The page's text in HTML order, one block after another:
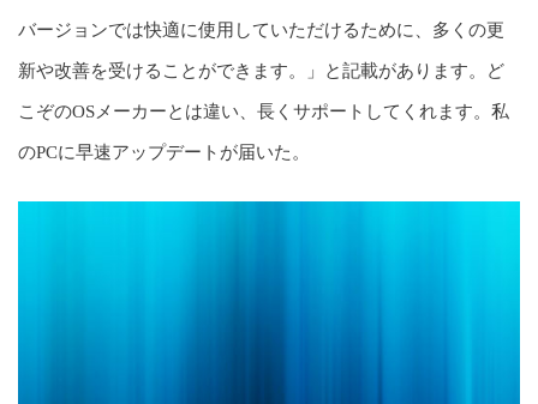
バージョンでは快適に使用していただけるために、多くの更
新や改善を受けることができます。」と記載があります。ど
こぞのOSメーカーとは違い、長くサポートしてくれます。私
のPCに早速アップデートが届いた。